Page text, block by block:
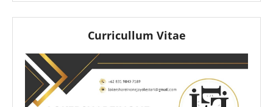
Curricullum Vitae